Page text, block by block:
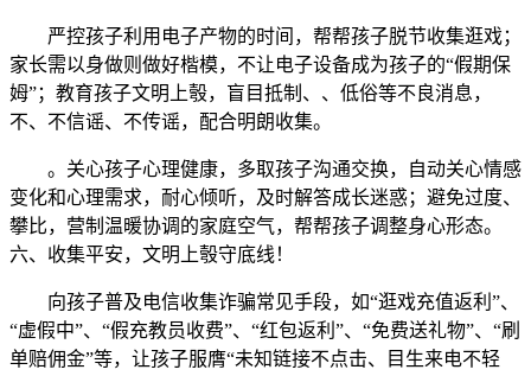
严控孩子利用电子产物的时间，帮帮孩子脱节收集逛戏；
家长需以身做则做好楷模，不让电子设备成为孩子的“假期保
姆”；教育孩子文明上彀，盲目抵制、、低俗等不良消息，
不、不信谣、不传谣，配合明朗收集。
。关心孩子心理健康，多取孩子沟通交换，自动关心情感
变化和心理需求，耐心倾听，及时解答成长迷惑；避免过度、
攀比，营制温暖协调的家庭空气，帮帮孩子调整身心形态。
六、收集平安，文明上彀守底线！
向孩子普及电信收集诈骗常见手段，如“逛戏充值返利”、
“虚假中”、“假充教员收费”、“红包返利”、“免费送礼物”、“刷
单赔佣金”等，让孩子服膺“未知链接不点击、目生来电不轻